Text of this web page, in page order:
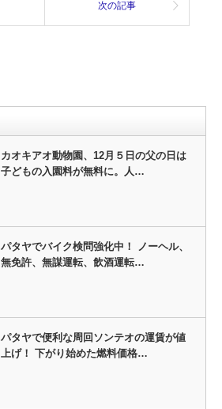
次の記事
カオキアオ動物園、12月５日の父の日は
子どもの入園料が無料に。人…
パタヤでバイク検問強化中！ ノーヘル、
無免許、無謀運転、飲酒運転…
パタヤで便利な周回ソンテオの運賃が値
上げ！ 下がり始めた燃料価格…